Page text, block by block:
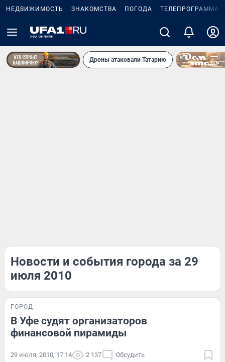
НЕДВИЖИМОСТЬ ЗНАКОМСТВА ПОГОДА ТЕЛЕПРОГРАММА
Дроны атаковали Татарию
Новости и события города за 29
июля 2010
ГОРОД
В Уфе судят организаторов
финансовой пирамиды
29 июля, 2010, 17:14 2 137 Обсудить